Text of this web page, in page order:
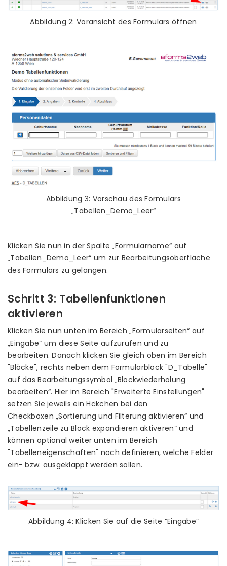
Abbildung 2: Voransicht des Formulars öffnen
Abbildung 3: Vorschau des Formulars
„Tabellen_Demo_Leer“
Klicken Sie nun in der Spalte „Formularname“ auf
„Tabellen_Demo_Leer“ um zur Bearbeitungsoberfläche
des Formulars zu gelangen.
Schritt 3: Tabellenfunktionen
aktivieren
Klicken Sie nun unten im Bereich „Formularseiten“ auf
„Eingabe“ um diese Seite aufzurufen und zu
bearbeiten. Danach klicken Sie gleich oben im Bereich
"Blöcke", rechts neben dem Formularblock "D_Tabelle"
auf das Bearbeitungssymbol „Blockwiederholung
bearbeiten“. Hier im Bereich "Erweiterte Einstellungen"
setzen Sie jeweils ein Häkchen bei den
Checkboxen „Sortierung und Filterung aktivieren“ und
„Tabellenzeile zu Block expandieren aktiveren“ und
können optional weiter unten im Bereich
"Tabelleneigenschaften" noch definieren, welche Felder
ein- bzw. ausgeklappt werden sollen.
Abbildung 4: Klicken Sie auf die Seite “Eingabe”